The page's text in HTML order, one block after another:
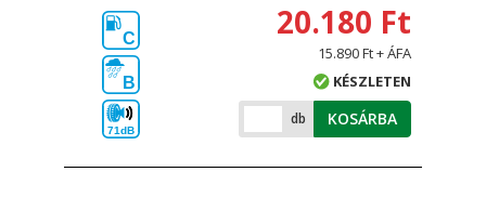
C
B
71dB
20.180 Ft
15.890 Ft + ÁFA
KÉSZLETEN
db KOSÁRBA